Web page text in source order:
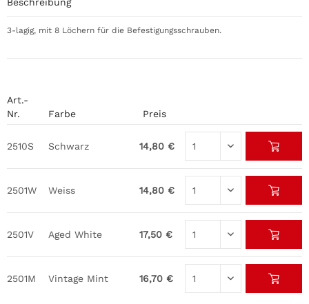
Art.-
Nr.
Farbe Preis
2510S Schwarz 14,80 €
2501W Weiss 14,80 €
2501V Aged White 17,50 €
2501M Vintage Mint 16,70 €
3-lagig, mit 8 Löchern für die Befestigungsschrauben.